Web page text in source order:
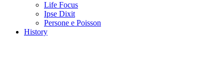
Life Focus
Ipse Dixit
Persone e Poisson
History